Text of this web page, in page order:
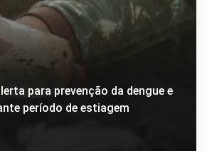
para prevenção da dengue e
período de estiagem